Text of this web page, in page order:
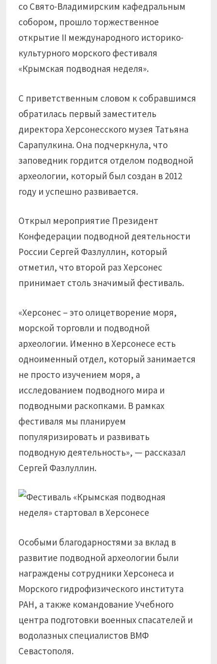
со Свято-Владимирским кафедральным
собором, прошло торжественное
открытие II международного историко-
культурного морского фестиваля
«Крымская подводная неделя».
С приветственным словом к собравшимся
обратилась первый заместитель
директора Херсонесского музея Татьяна
Сарапулкина. Она подчеркнула, что
заповедник гордится отделом подводной
археологии, который был создан в 2012
году и успешно развивается.
Открыл мероприятие Президент
Конфедерации подводной деятельности
России Сергей Фазлуллин, который
отметил, что второй раз Херсонес
принимает столь значимый фестиваль.
«Херсонес – это олицетворение моря,
морской торговли и подводной
археологии. Именно в Херсонесе есть
одноименный отдел, который занимается
не просто изучением моря, а
исследованием подводного мира и
подводными раскопками. В рамках
фестиваля мы планируем
популяризировать и развивать
подводную деятельность», — рассказал
Сергей Фазлуллин.
Особыми благодарностями за вклад в
развитие подводной археологии были
награждены сотрудники Херсонеса и
Морского гидрофизического института
РАН, а также командование Учебного
центра подготовки военных спасателей и
водолазных специалистов ВМФ
Севастополя.